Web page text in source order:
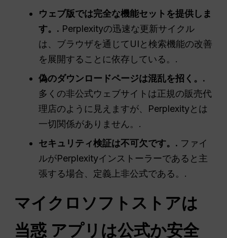
ウェブ版では完全な機能セットを提供しま
す。. Perplexityの迅速な更新サイクル
は、ブラウザを通じてUIと検索機能の改善
を展開することに依存している。.
偽のダウンロードページは混乱を招く。.
多くの非公式ウェブサイトは正規の販売代
理店のように見えますが、Perplexityとは
一切関係がありません。.
セキュリティ検証は不可欠です。. ファイ
ルがPerplexityインストーラーであると主
張する場合、定義上非公式である。.
マイクロソフトストアは
当惑 アプリは公式か安全